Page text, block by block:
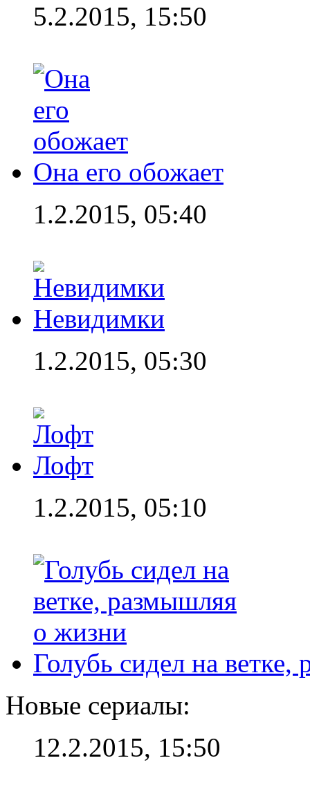
5.2.2015, 15:50
Она его обожает
1.2.2015, 05:40
Невидимки
1.2.2015, 05:30
Лофт
1.2.2015, 05:10
Голубь сидел на
Новые сериалы:
12.2.2015, 15:50